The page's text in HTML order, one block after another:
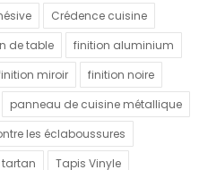
Crédence cuisine
de table
finition aluminium
miroir
finition noire
panneau de cuisine métallique
les éclaboussures
Tapis Vinyle